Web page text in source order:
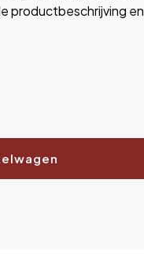
productbeschrijving en